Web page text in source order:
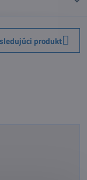
produkt